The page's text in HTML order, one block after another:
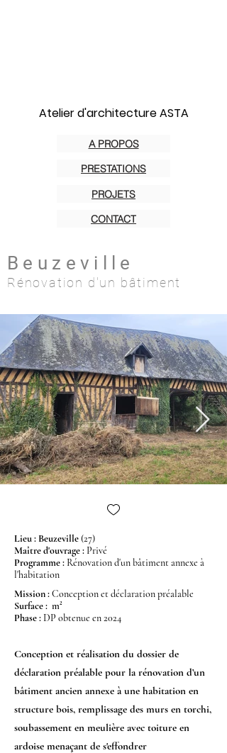
A PROPOS
PRESTATIONS
PROJETS
CONTACT
Atelier d'architecture ASTA
Beuzeville
Rénovation d'un bâtiment
Lieu : Beuzeville(27)
Maître d'ouvrage: Privé
Programme: Rénovation d'un bâtiment annexe à
l'habitation
Mission:Conception et déclaration préalable
Surface : m²
Phase:DP obtenue en 2024
Conception et réalisation du dossier de
déclaration préalable pour la rénovation d’un
bâtiment ancien annexe à une habitation en
structure bois, remplissage des murs en torchi,
soubassement en meulière avec toiture en
ardoise menaçant de s'effondrer